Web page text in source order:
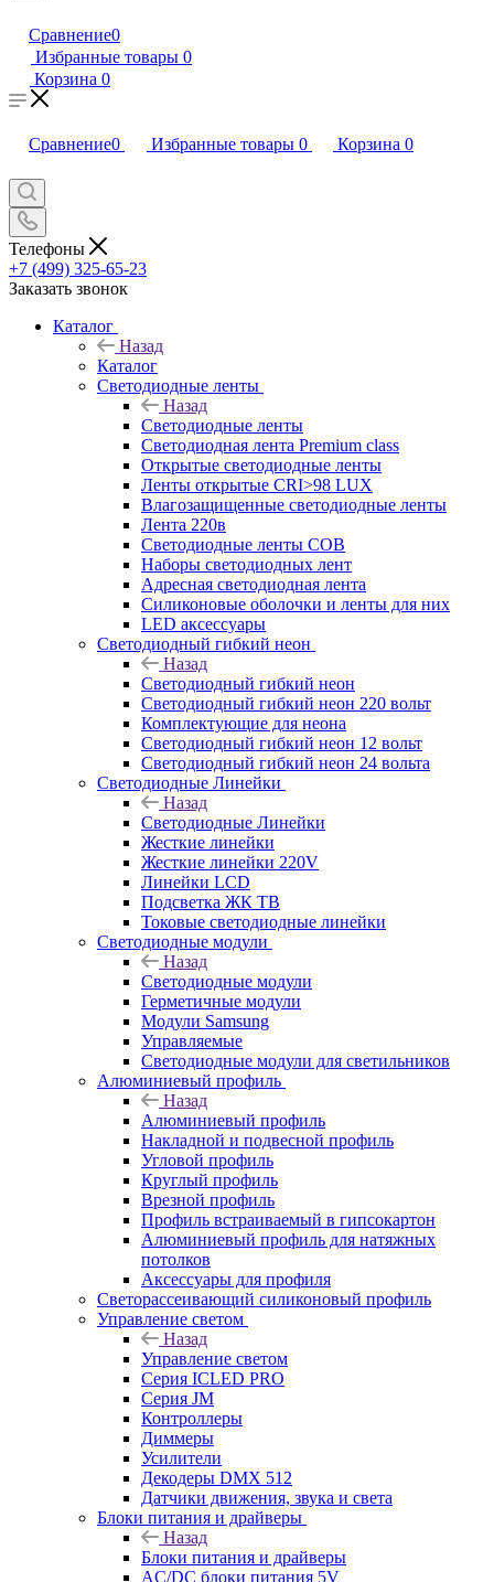
Сравнение0
Избранные товары 0
Корзина 0
Сравнение0 Избранные товары 0 Корзина 0
Телефоны
+7 (499) 325-65-23
Заказать звонок
Каталог
Назад
Каталог
Светодиодные ленты
Назад
Светодиодные ленты
Светодиодная лента Premium class
Открытые светодиодные ленты
Ленты открытые CRI>98 LUX
Влагозащищенные светодиодные ленты
Лента 220в
Светодиодные ленты COB
Наборы светодиодных лент
Адресная светодиодная лента
Силиконовые оболочки и ленты для них
LED аксессуары
Светодиодный гибкий неон
Назад
Светодиодный гибкий неон
Светодиодный гибкий неон 220 вольт
Комплектующие для неона
Светодиодный гибкий неон 12 вольт
Светодиодный гибкий неон 24 вольта
Светодиодные Линейки
Назад
Светодиодные Линейки
Жесткие линейки
Жесткие линейки 220V
Линейки LCD
Подсветка ЖК ТВ
Токовые светодиодные линейки
Светодиодные модули
Назад
Светодиодные модули
Герметичные модули
Модули Samsung
Управляемые
Светодиодные модули для светильников
Алюминиевый профиль
Назад
Алюминиевый профиль
Накладной и подвесной профиль
Угловой профиль
Круглый профиль
Врезной профиль
Профиль встраиваемый в гипсокартон
Алюминиевый профиль для натяжных
потолков
Аксессуары для профиля
Светорассеивающий силиконовый профиль
Управление светом
Назад
Управление светом
Серия ICLED PRO
Серия JM
Контроллеры
Диммеры
Усилители
Декодеры DMX 512
Датчики движения, звука и света
Блоки питания и драйверы
Назад
Блоки питания и драйверы
AC/DC блоки питания 5V